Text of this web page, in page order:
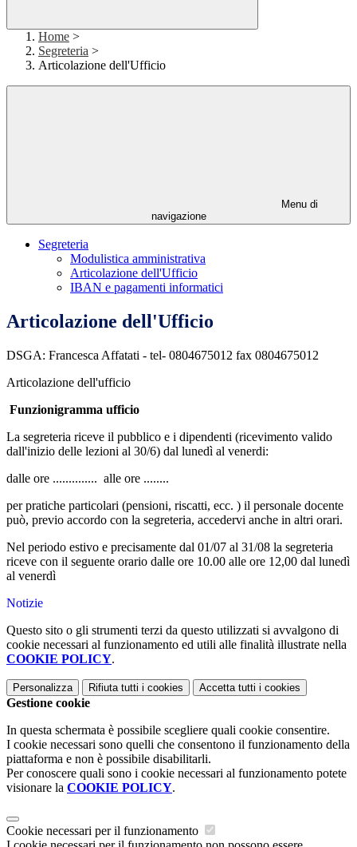
Home >
Segreteria >
Articolazione dell'Ufficio
Menu di
navigazione
Segreteria
Modulistica amministrativa
Articolazione dell'Ufficio
IBAN e pagamenti informatici
Articolazione dell'Ufficio
DSGA: Francesca Affatati - tel- 0804675012 fax 0804675012
Articolazione dell'ufficio
Funzionigramma ufficio
La segreteria riceve il pubblico e i dipendenti (ricevimento valido
dall'inizio delle lezioni al 30/6) dal lunedì al venerdi:
dalle ore .............. alle ore ........
per pratiche particolari (pensioni, riscatti, ecc. ) il personale docente
può, previo accordo con la segreteria, accedervi anche in altri orari.
Nel periodo estivo e precisamente dal 01/07 al 31/08 la segreteria
riceve con il seguente orario dalle ore 10.00 alle ore 12,00 dal lunedì
al venerdì
Notizie
Questo sito o gli strumenti terzi da questo utilizzati si avvalgono di
cookie necessari al funzionamento ed utili alle finalità illustrate nella
COOKIE POLICY.
Personalizza Rifiuta tutti i cookies Accetta tutti i cookies
Gestione cookie
In questa schermata è possibile scegliere quali cookie consentire.
I cookie necessari sono quelli che consentono il funzionamento della
piattaforma e non è possibile disabilitarli.
Per conoscere quali sono i cookie necessari al funzionamento potete
visionare la COOKIE POLICY.
Cookie necessari per il funzionamento